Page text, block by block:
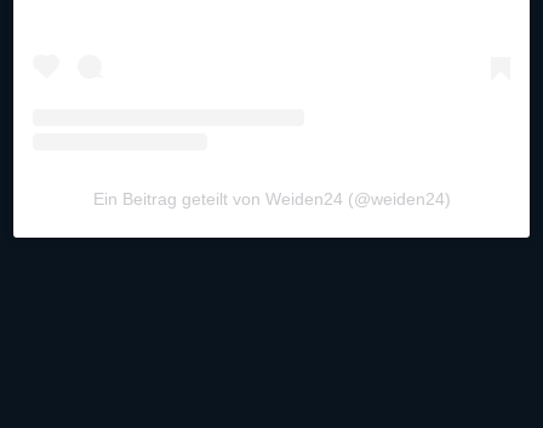
Ein Beitrag geteilt von Weiden24 (@weiden24)